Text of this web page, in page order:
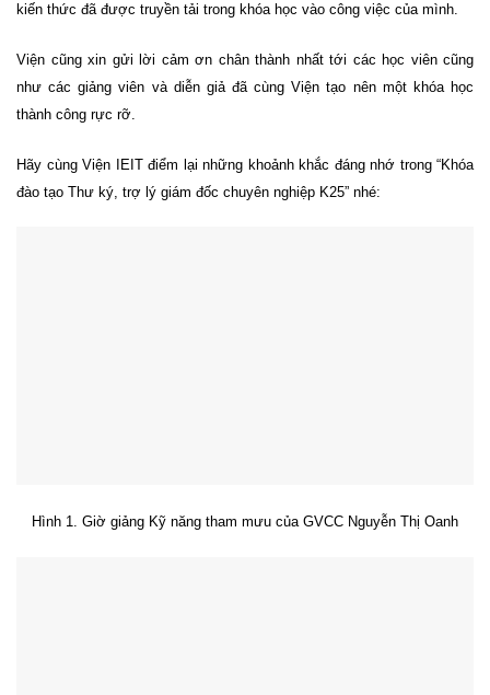
kiến thức đã được truyền tải trong khóa học vào công việc của mình.
Viện cũng xin gửi lời cảm ơn chân thành nhất tới các học viên cũng
như các giảng viên và diễn giả đã cùng Viện tạo nên một khóa học
thành công rực rỡ.
Hãy cùng Viện IEIT điểm lại những khoảnh khắc đáng nhớ trong “Khóa
đào tạo Thư ký, trợ lý giám đốc chuyên nghiệp K25” nhé:
Hình 1. Giờ giảng Kỹ năng tham mưu của GVCC Nguyễn Thị Oanh